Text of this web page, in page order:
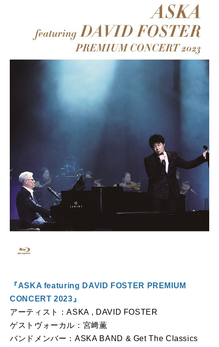
『ASKA featuring DAVID FOSTER PREMIUM
CONCERT 2023』
アーティスト：ASKA , DAVID FOSTER
ゲストヴォーカル：宮﨑薫
バンドメンバー：ASKA BAND & Get The Classics